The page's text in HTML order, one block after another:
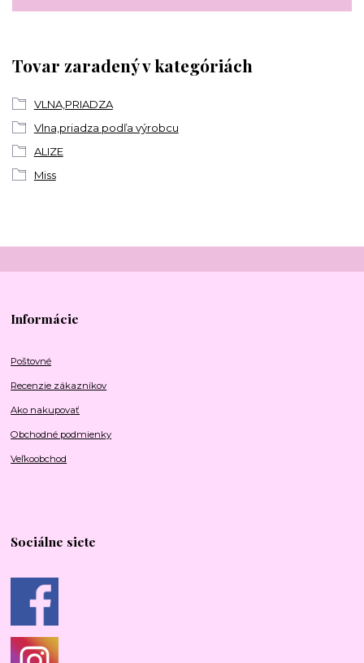
Tovar zaradený v kategóriách
VLNA,PRIADZA
Vlna,priadza podľa výrobcu
ALIZE
Miss
Informácie
Poštovné
Recenzie zákazníkov
Ako nakupovať
Obchodné podmienky
Veľkoobchod
Sociálne siete